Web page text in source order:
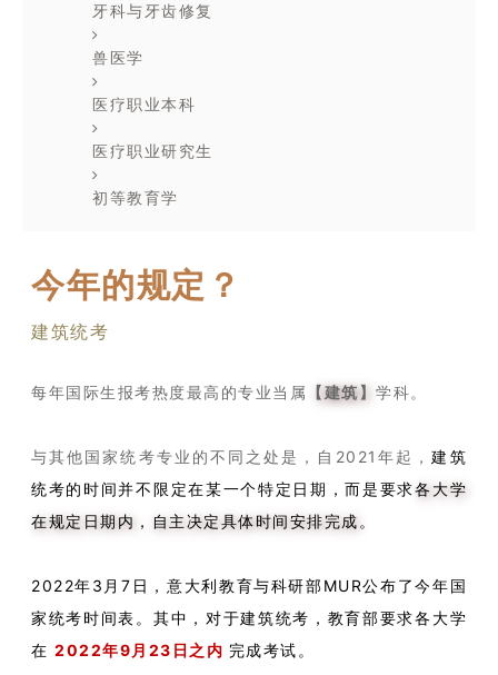
牙科与牙齿修复
兽医学
医疗职业本科
医疗职业研究生
初等教育学
今年的规定？
建筑统考
每年国际生报考热度最高的专业当属 【建筑】 学科。
与其他国家统考专业的不同之处是，自2021年起，建筑
统考的时间并不限定在某一个特定日期，而是要求各大学
在规定日期内，自主决定具体时间安排完成 。
2022年3月7日，意大利教育与科研部MUR公布了今年国
家统考时间表。其中，对于建筑统考，教育部要求各大学
在 2022年9月23日之内 完成考试。